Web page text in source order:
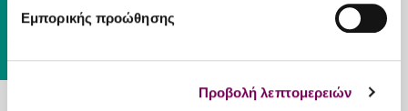
Εμπορικής προώθησης
Προβολή λεπτομερειών
+30 213 025 2215